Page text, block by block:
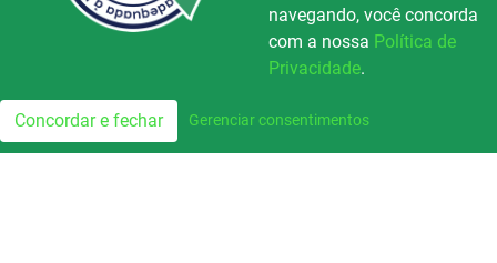
© Copyright 2022.LA+.
Todos os direitos reservados.
Preparado no
100.3
FM
navegando, você concorda
com a nossa Política de
Privacidade.
Concordar e fechar Gerenciar consentimentos